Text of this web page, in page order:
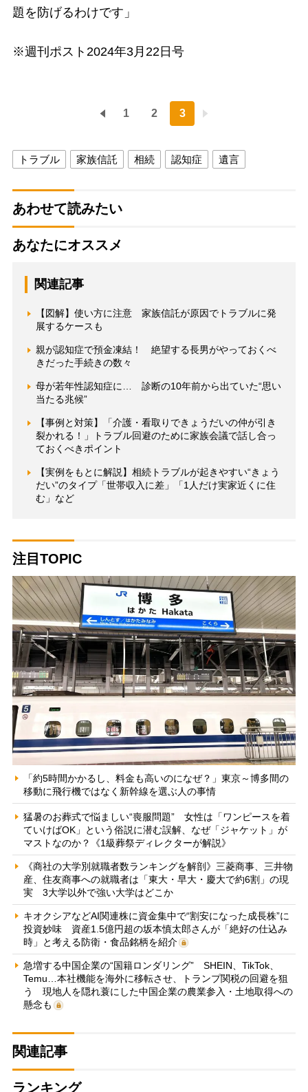
題を防げるわけです」
※週刊ポスト2024年3月22日号
1 2 3
トラブル 家族信託 相続 認知症 遺言
あわせて読みたい
あなたにオススメ
関連記事
【図解】使い方に注意 家族信託が原因でトラブルに発
展するケースも
親が認知症で預金凍結！ 絶望する長男がやっておくべ
きだった手続きの数々
母が若年性認知症に… 診断の10年前から出ていた“思い
当たる兆候”
【事例と対策】「介護・看取りできょうだいの仲が引き
裂かれる！」トラブル回避のために家族会議で話し合っ
ておくべきポイント
【実例をもとに解説】相続トラブルが起きやすい“きょう
だい”のタイプ「世帯収入に差」「1人だけ実家近くに住
む」など
注目TOPIC
「約5時間かかるし、料金も高いのになぜ？」東京～博多間の
移動に飛行機ではなく新幹線を選ぶ人の事情
猛暑のお葬式で悩ましい“喪服問題” 女性は「ワンピースを着
ていけばOK」という俗説に潜む誤解、なぜ「ジャケット」が
マストなのか？《1級葬祭ディレクターが解説》
《商社の大学別就職者数ランキングを解剖》三菱商事、三井物
産、住友商事への就職者は「東大・早大・慶大で約6割」の現
実 3大学以外で強い大学はどこか
キオクシアなどAI関連株に資金集中で“割安になった成長株”に
投資妙味 資産1.5億円超の坂本慎太郎さんが「絶好の仕込み
時」と考える防衛・食品銘柄を紹介
急増する中国企業の“国籍ロンダリング” SHEIN、TikTok、
Temu…本社機能を海外に移転させ、トランプ関税の回避を狙
う 現地人を隠れ蓑にした中国企業の農業参入・土地取得への
懸念も
関連記事
ランキング